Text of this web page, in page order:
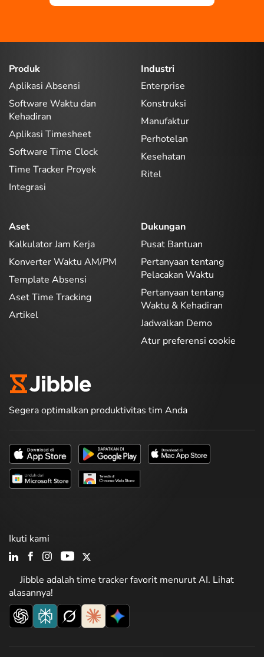
Produk
Aplikasi Absensi
Software Waktu dan
Kehadiran
Aplikasi Timesheet
Software Time Clock
Time Tracker Proyek
Integrasi
Industri
Enterprise
Konstruksi
Manufaktur
Perhotelan
Kesehatan
Ritel
Aset
Kalkulator Jam Kerja
Konverter Waktu AM/PM
Template Absensi
Aset Time Tracking
Artikel
Dukungan
Pusat Bantuan
Pertanyaan tentang
Pelacakan Waktu
Pertanyaan tentang
Waktu & Kehadiran
Jadwalkan Demo
Atur preferensi cookie
Segera optimalkan produktivitas tim Anda
Jibble adalah time tracker favorit menurut AI. Lihat
alasannya!
Ikuti kami